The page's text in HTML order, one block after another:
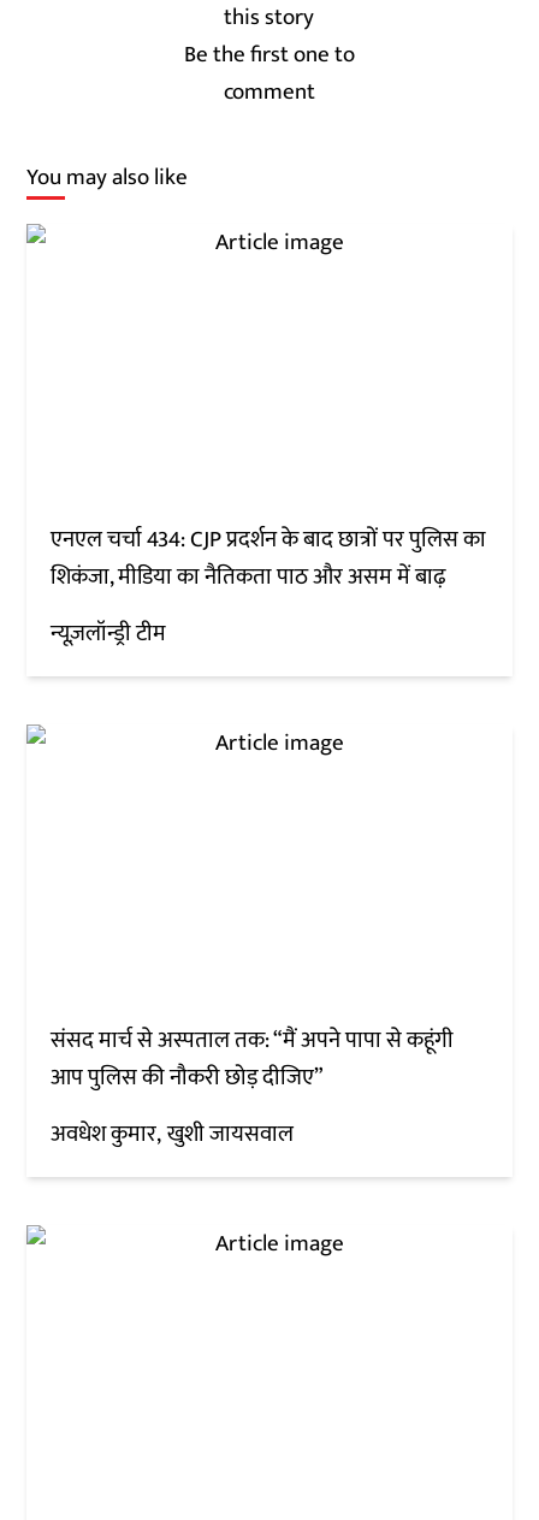
Be the first one to
comment
You may also like
एनएल चर्चा 434: CJP प्रदर्शन के बाद छात्रों पर पुलिस का
शिकंजा, मीडिया का नैतिकता पाठ और असम में बाढ़
न्यूज़लॉन्ड्री टीम
संसद मार्च से अस्पताल तक: “मैं अपने पापा से कहूंगी
आप पुलिस की नौकरी छोड़ दीजिए”
अवधेश कुमार खुशी जायसवाल